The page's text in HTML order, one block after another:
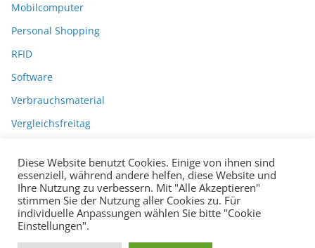
Mobilcomputer
Personal Shopping
RFID
Software
Verbrauchsmaterial
Vergleichsfreitag
Diese Website benutzt Cookies. Einige von ihnen sind
essenziell, während andere helfen, diese Website und
Ihre Nutzung zu verbessern. Mit "Alle Akzeptieren"
stimmen Sie der Nutzung aller Cookies zu. Für
individuelle Anpassungen wählen Sie bitte "Cookie
Einstellungen".